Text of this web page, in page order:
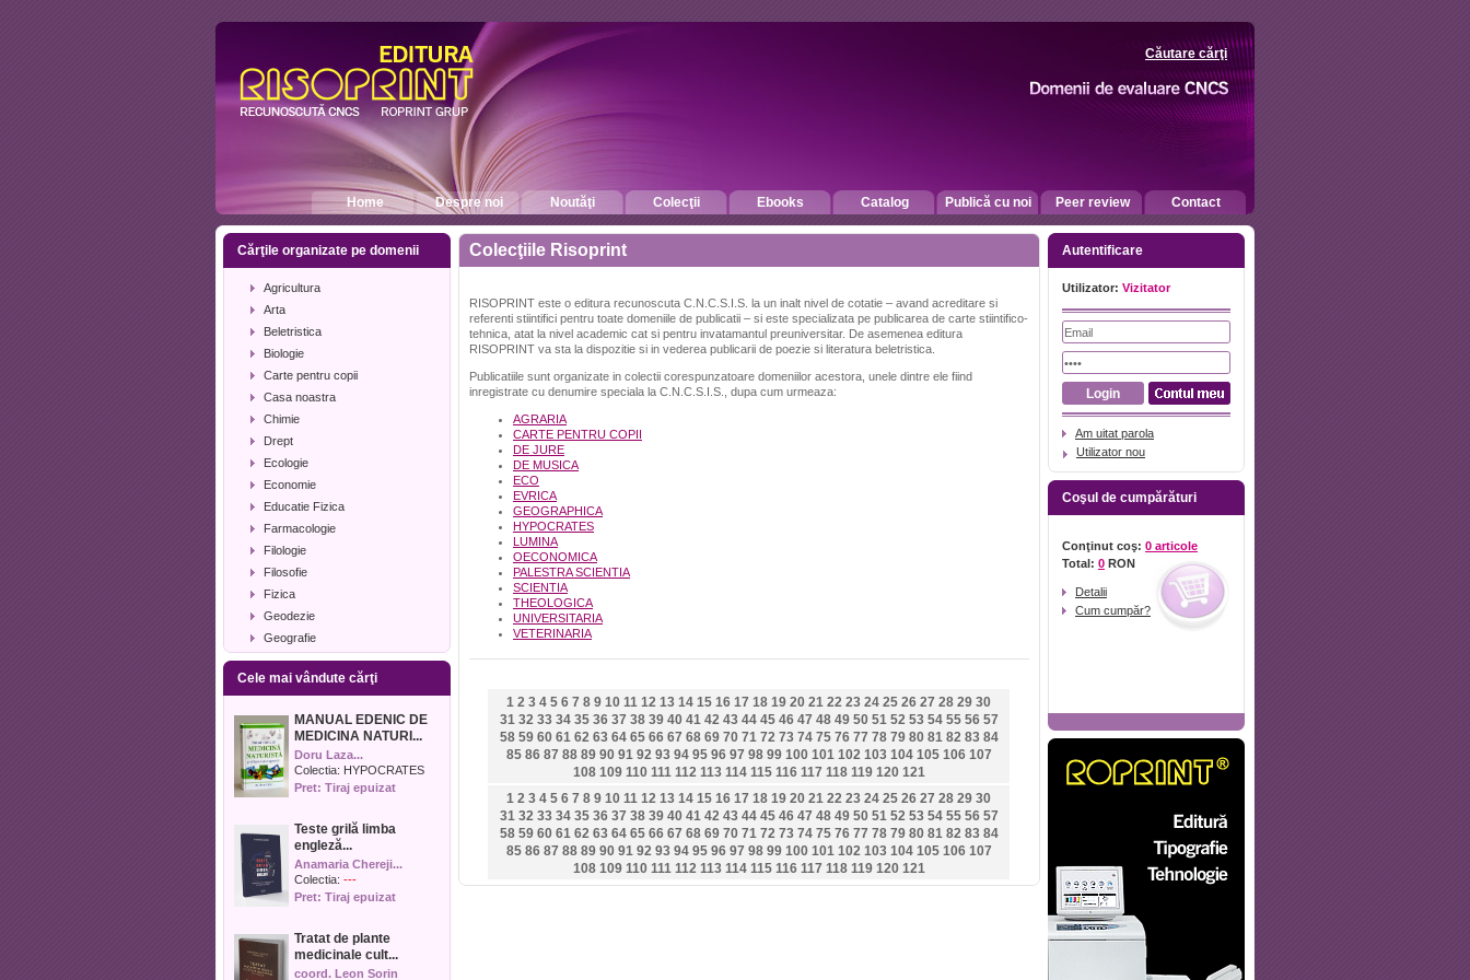
Căutare cărţi
Home Despre noi Noutăţi Colecţii Ebooks Catalog Publică cu noi Peer review Contact
Cărţile organizate pe domenii
Agricultura
Arta
Beletristica
Biologie
Carte pentru copii
Casa noastra
Chimie
Drept
Ecologie
Economie
Educatie Fizica
Farmacologie
Filologie
Filosofie
Fizica
Geodezie
Geografie
Geologie
Industrie alimentara
Istorie
Istorie literara
Lexicologie
Management
Matematica
Media
Medicina umana
Medicina veterinara
Muzica
Pedagogie
Cele mai vândute cărţi
MANUAL EDENIC DE
MEDICINA NATURI...
Doru Laza...
Colectia: HYPOCRATES
Pret: Tiraj epuizat
Teste grilă limba
engleză...
Anamaria Chereji...
Colectia: ---
Pret: Tiraj epuizat
Tratat de plante
medicinale cult...
coord. Leon Sorin
Colecţiile Risoprint
RISOPRINT este o editura recunoscuta C.N.C.S.I.S. la un inalt nivel de cotatie – avand acreditare si
referenti stiintifici pentru toate domeniile de publicatii – si este specializata pe publicarea de carte stiintifico-
tehnica, atat la nivel academic cat si pentru invatamantul preuniversitar. De asemenea editura
RISOPRINT va sta la dispozitie si in vederea publicarii de poezie si literatura beletristica.
Publicatiile sunt organizate in colectii corespunzatoare domeniilor acestora, unele dintre ele fiind
inregistrate cu denumire speciala la C.N.C.S.I.S., dupa cum urmeaza:
AGRARIA
CARTE PENTRU COPII
DE JURE
DE MUSICA
ECO
EVRICA
GEOGRAPHICA
HYPOCRATES
LUMINA
OECONOMICA
PALESTRA SCIENTIA
SCIENTIA
THEOLOGICA
UNIVERSITARIA
VETERINARIA
1 2 3 4 5 6 7 8 9 10 11 12 13 14 15 16 17 18 19 20 21 22 23 24 25 26 27 28 29 30
31 32 33 34 35 36 37 38 39 40 41 42 43 44 45 46 47 48 49 50 51 52 53 54 55 56 57
58 59 60 61 62 63 64 65 66 67 68 69 70 71 72 73 74 75 76 77 78 79 80 81 82 83 84
85 86 87 88 89 90 91 92 93 94 95 96 97 98 99 100 101 102 103 104 105 106 107
108 109 110 111 112 113 114 115 116 117 118 119 120 121
1 2 3 4 5 6 7 8 9 10 11 12 13 14 15 16 17 18 19 20 21 22 23 24 25 26 27 28 29 30
31 32 33 34 35 36 37 38 39 40 41 42 43 44 45 46 47 48 49 50 51 52 53 54 55 56 57
58 59 60 61 62 63 64 65 66 67 68 69 70 71 72 73 74 75 76 77 78 79 80 81 82 83 84
85 86 87 88 89 90 91 92 93 94 95 96 97 98 99 100 101 102 103 104 105 106 107
108 109 110 111 112 113 114 115 116 117 118 119 120 121
Autentificare
Utilizator: Vizitator
Am uitat parola
Utilizator nou
Coşul de cumpărături
Conţinut coş: 0 articole
Total: 0 RON
Detalii
Cum cumpăr?